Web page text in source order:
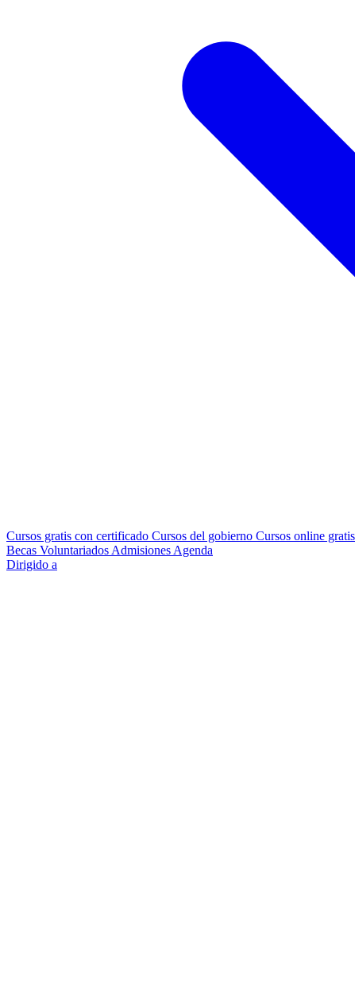
Cursos gratis con certificado Cursos del gobierno Cursos online gratis
Becas Voluntariados Admisiones Agenda
Dirigido a